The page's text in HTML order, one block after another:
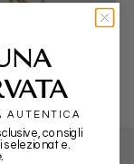
AUTENTICA
consigli
selezionate.